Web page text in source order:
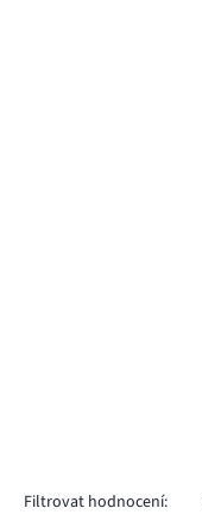
Filtrovat hodnocení: